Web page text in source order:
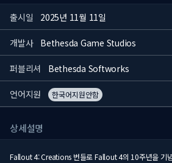
출시일 2025년 11월 11일
개발사 Bethesda Game Studios
퍼블리셔 Bethesda Softworks
언어지원 한국어지원안함
상세설명
Fallout 4: Creations 번들로 Fallout 4의 10주년을 기